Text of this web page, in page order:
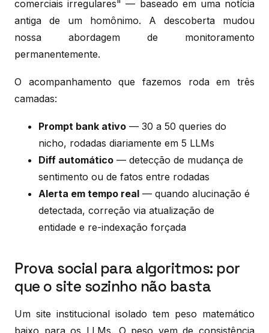
comerciais irregulares" — baseado em uma notícia
antiga de um homônimo. A descoberta mudou
nossa abordagem de monitoramento
permanentemente.
O acompanhamento que fazemos roda em três
camadas:
Prompt bank ativo — 30 a 50 queries do
nicho, rodadas diariamente em 5 LLMs
Diff automático — detecção de mudança de
sentimento ou de fatos entre rodadas
Alerta em tempo real — quando alucinação é
detectada, correção via atualização de
entidade e re-indexação forçada
Prova social para algoritmos: por
que o site sozinho não basta
Um site institucional isolado tem peso matemático
baixo para os LLMs. O peso vem de consistência